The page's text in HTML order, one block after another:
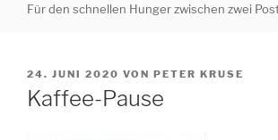
Für den schnellen Hunger zwischen zwei
VERÖFFENTLICHT
AM
24. JUNI 2020 VON PETER KRUSE
Kaffee-Pause